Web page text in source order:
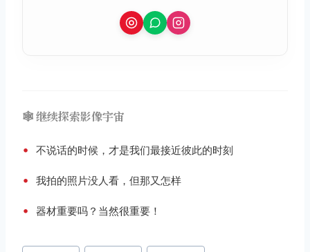
🕸️ 继续探索影像宇宙
• 不说话的时候，才是我们最接近彼此的时刻
• 我拍的照片没人看，但那又怎样
• 器材重要吗？当然很重要！